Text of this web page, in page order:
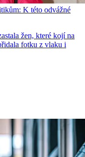
K této odvážné
žen, které kojí na
fotku z vlaku i